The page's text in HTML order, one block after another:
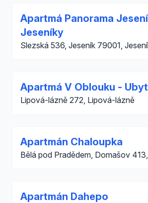
Apartmá Panorama
Jeseníky
Slezská 536, Jeseník 79001,
Apartmá V Oblouku -
Lipová-lázně 272, Lipová-lázně
Apartmán Chaloupka
Bělá pod Pradědem, Domašov
Apartmán Dahepo